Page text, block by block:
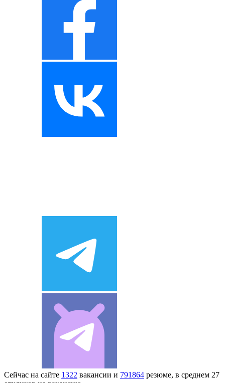
Сейчас на сайте 1322 вакансии и 791864 резюме, в среднем 27